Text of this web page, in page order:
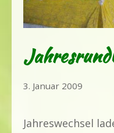
3. Januar 2009
Jahreswechsel